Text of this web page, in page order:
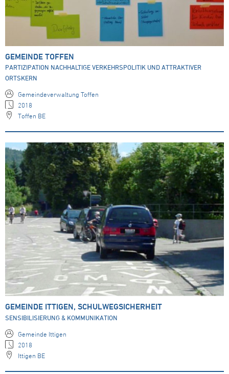
GEMEINDE TOFFEN
PARTIZIPATION NACHHALTIGE VERKEHRSPOLITIK UND ATTRAKTIVER
ORTSKERN
Gemeindeverwaltung Toffen
2018
Toffen BE
GEMEINDE ITTIGEN, SCHULWEGSICHERHEIT
SENSIBILISIERUNG & KOMMUNIKATION
Gemeinde Ittigen
2018
Ittigen BE